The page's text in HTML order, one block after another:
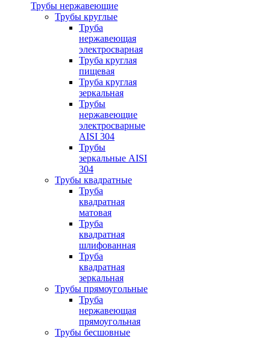
Трубы нержавеющие
Трубы круглые
Труба
нержавеющая
электросварная
Труба круглая
пищевая
Труба круглая
зеркальная
Трубы
нержавеющие
электросварные
AISI 304
Трубы
зеркальные AISI
304
Трубы квадратные
Труба
квадратная
матовая
Труба
квадратная
шлифованная
Труба
квадратная
зеркальная
Трубы прямоугольные
Труба
нержавеющая
прямоугольная
Трубы бесшовные